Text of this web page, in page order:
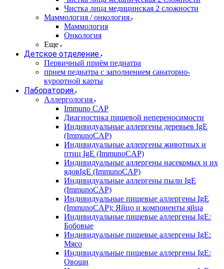
Чистка лица медицинская 2 сложности
Маммология / онкология
Маммология
Онкология
Еще
Детское отделение
Первичный приём педиатра
прием педиатра с заполнением санаторно-
курортной карты
Лаборатория
Аллергология
Immuno CAP
Диагностика пищевой непереносимости
Индивидуальные аллергены деревьев IgE
(ImmunoCAP)
Индивидуальные аллергены животных и
птиц IgE (ImmunoCAP)
Индивидуальные аллергены насекомых и их
ядовIgE (ImmunoCAP)
Индивидуальные аллергены пыли IgE
(ImmunoCAP)
Индивидуальные пищевые аллергены IgE
(ImmunoCAP): Яйцо и компоненты яйца
Индивидуальные пищевые аллергены IgE:
Бобовые
Индивидуальные пищевые аллергены IgE:
Мясо
Индивидуальные пищевые аллергены IgE:
Овощи